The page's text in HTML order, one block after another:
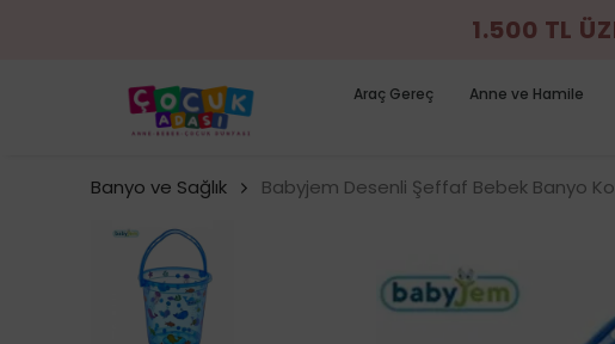
1.500 TL
Araç Gereç Anne ve Hamile
Banyo ve Sağlık Babyjem Desenli Şeffaf Bebek Banyo